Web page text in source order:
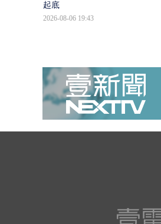
起底
2026-08-06 19:43